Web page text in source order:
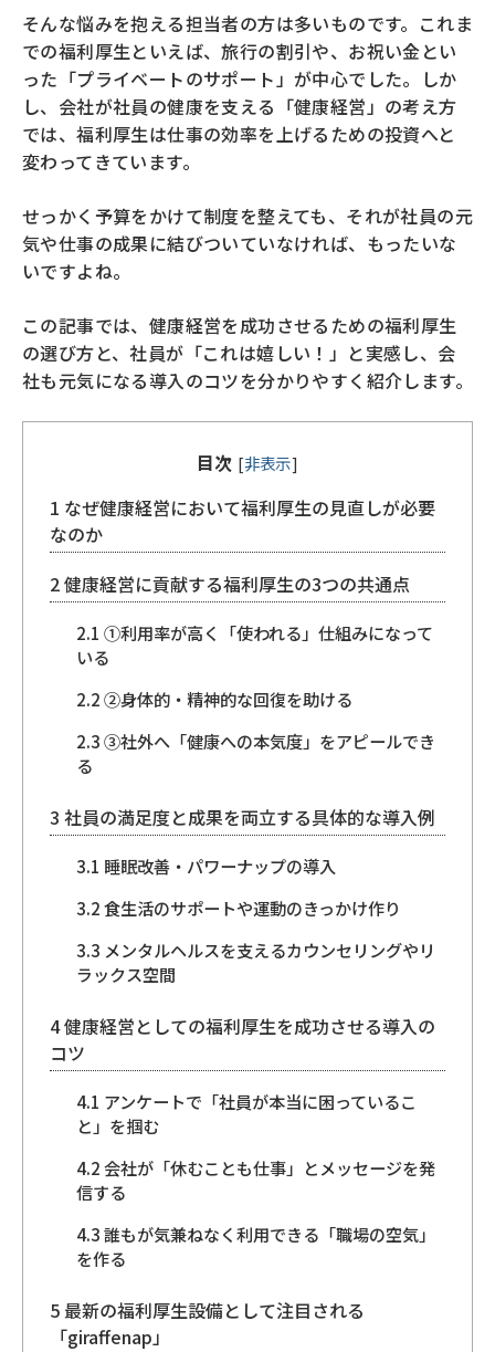
そんな悩みを抱える担当者の方は多いものです。これま
での福利厚生といえば、旅行の割引や、お祝い金とい
った「プライベートのサポート」が中心でした。しか
し、会社が社員の健康を支える「健康経営」の考え方
では、福利厚生は仕事の効率を上げるための投資へと
変わってきています。
せっかく予算をかけて制度を整えても、それが社員の元
気や仕事の成果に結びついていなければ、もったいな
いですよね。
この記事では、健康経営を成功させるための福利厚生
の選び方と、社員が「これは嬉しい！」と実感し、会
社も元気になる導入のコツを分かりやすく紹介します。
目次 [非表示]
1 なぜ健康経営において福利厚生の見直しが必要
なのか
2健康経営に貢献する福利厚生の3つの共通点
2.1 ①利用率が高く「使われる」仕組みになって
いる
2.2②身体的・精神的な回復を助ける
2.3③社外へ「健康への本気度」をアピールでき
る
3 社員の満足度と成果を両立する具体的な導入例
3.1 睡眠改善・パワーナップの導入
3.2食生活のサポートや運動のきっかけ作り
3.3 メンタルヘルスを支えるカウンセリングやリ
ラックス空間
4健康経営としての福利厚生を成功させる導入の
コツ
4.1 アンケートで「社員が本当に困っているこ
と」を掴む
4.2会社が「休むことも仕事」とメッセージを発
信する
4.3誰もが気兼ねなく利用できる「職場の空気」
を作る
5最新の福利厚生設備として注目される
「giraffenap」